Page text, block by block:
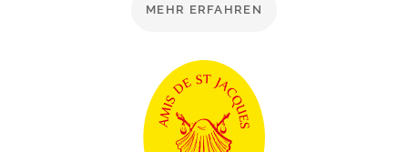
MEHR ERFAHREN